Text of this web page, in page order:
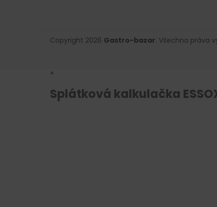
Copyright 2026 Gastro-bazar. Všechna práva
×
Splátková kalkulačka